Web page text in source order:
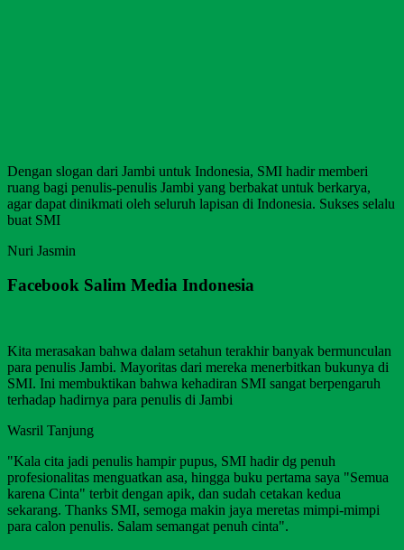
Dengan slogan dari Jambi untuk Indonesia, SMI hadir memberi
ruang bagi penulis-penulis Jambi yang berbakat untuk berkarya,
agar dapat dinikmati oleh seluruh lapisan di Indonesia. Sukses selalu
buat SMI
Nuri Jasmin
Facebook Salim Media Indonesia
Kita merasakan bahwa dalam setahun terakhir banyak bermunculan
para penulis Jambi. Mayoritas dari mereka menerbitkan bukunya di
SMI. Ini membuktikan bahwa kehadiran SMI sangat berpengaruh
terhadap hadirnya para penulis di Jambi
Wasril Tanjung
"Kala cita jadi penulis hampir pupus, SMI hadir dg penuh
profesionalitas menguatkan asa, hingga buku pertama saya "Semua
karena Cinta" terbit dengan apik, dan sudah cetakan kedua
sekarang. Thanks SMI, semoga makin jaya meretas mimpi-mimpi
para calon penulis. Salam semangat penuh cinta".